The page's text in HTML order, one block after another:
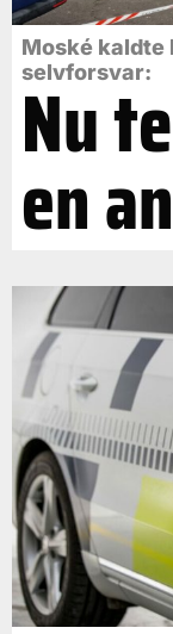
Moské
selvforsvar:
Nu
en